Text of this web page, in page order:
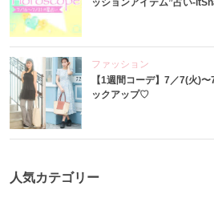
ッションアイテム”占い-
ファッション
【1週間コーデ】7／7(火)
ックアップ♡
人気カテゴリー